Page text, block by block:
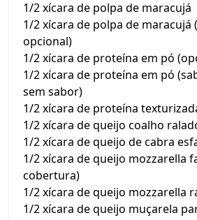
1/2 xícara de polpa de maracujá
1/2 xícara de polpa de maracujá
opcional)
1/2 xícara de proteína em pó
1/2 xícara de proteína em pó
sem sabor)
1/2 xícara de proteína
1/2 xícara de queijo coalho
1/2 xícara de queijo de cabra
1/2 xícara de queijo mozzarella
cobertura)
1/2 xícara de queijo mozzarella
1/2 xícara de queijo muçarela